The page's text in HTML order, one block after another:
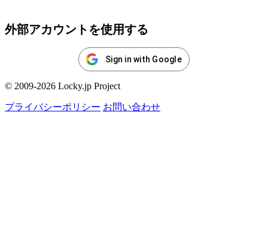
外部アカウントを使用する
Sign in with Google
© 2009-2026 Locky.jp Project
プライバシーポリシー お問い合わせ